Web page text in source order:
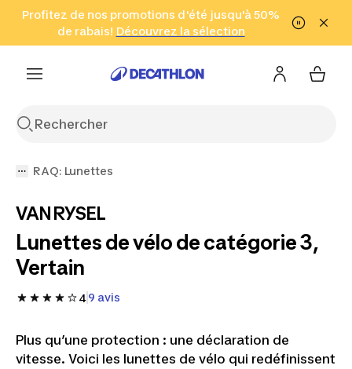
Aller à la recherche Aller au contenu Aller au pied de
Profitez de nos promotions d'été jusqu'à 50%
de rabais! Découvrez la sélection
Cliquez ici
en seulement 2 h!
(Zones sélectionnées)
RAQ: Lunettes
VAN RYSEL
Lunettes de vélo de catégorie 3,
Vertain
49 avis
Plus qu’une protection : une déclaration de
vitesse. Voici les lunettes de vélo qui redéfinissent